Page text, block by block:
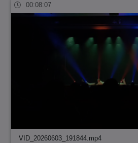
00:08:07
VID_20260603_191844.mp4